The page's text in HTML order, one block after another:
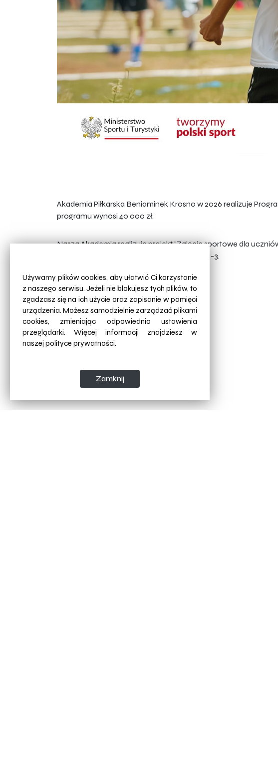
Akademia Piłkarska Beniaminek Krosno w 2026 realizuje
programu wynosi 40 000 zł.
Nasza Akademia realizuje projekt "Zajęcia sportowe dla
ogólnorozwojowe zajęcia dla uczniów klas 1-3.
Używamy plików cookies, aby ułatwić Ci korzystanie
z naszego serwisu. Jeżeli nie blokujesz tych plików, to
zgadzasz się na ich użycie oraz zapisanie w pamięci
urządzenia. Możesz samodzielnie zarządzać plikami
cookies, zmieniając odpowiednio ustawienia
przeglądarki. Więcej informacji znajdziesz w
naszej polityce prywatności.
Zamknij